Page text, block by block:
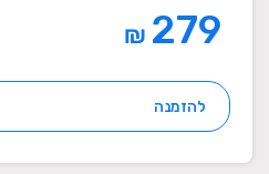
₪
להזמנה